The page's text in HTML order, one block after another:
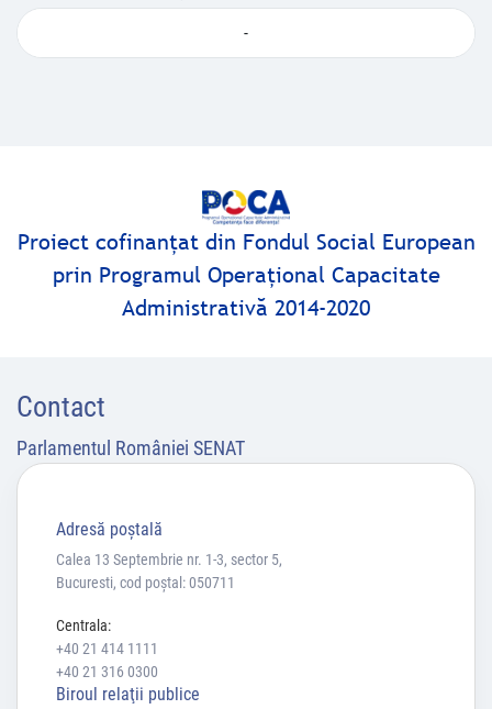
-
Proiect cofinanţat din Fondul Social European
prin Programul Operaţional Capacitate
Administrativă 2014-2020
Contact
Parlamentul României SENAT
Adresă poştală
Calea 13 Septembrie nr. 1-3, sector 5,
Bucuresti, cod poștal: 050711
Centrala:
+40 21 414 1111
+40 21 316 0300
Biroul relaţii publice